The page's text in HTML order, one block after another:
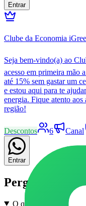
Entrar
Clube da Economia
Seja bem-vindo(a) ao
acesso em primeira mão
até 15% sem gastar um
e estou aqui para te
energia. Fique atento aos
região!
Descontos 6 Canal
Entrar
Perguntas
O que são grupos de